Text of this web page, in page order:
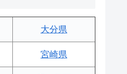
大分県
宮崎県